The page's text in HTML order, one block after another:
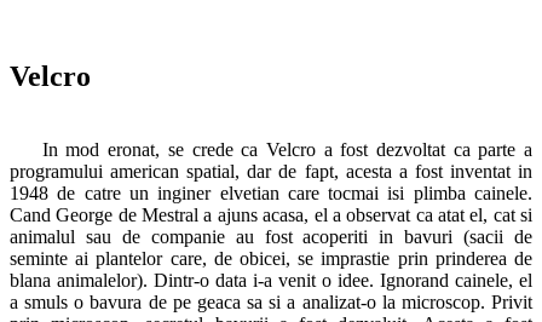
Velcro
In mod eronat, se crede ca Velcro a fost dezvoltat ca parte a
programului american spatial, dar de fapt, acesta a fost inventat in
1948 de catre un inginer elvetian care tocmai isi plimba cainele.
Cand George de Mestral a ajuns acasa, el a observat ca atat el, cat si
animalul sau de companie au fost acoperiti in bavuri (sacii de
seminte ai plantelor care, de obicei, se imprastie prin prinderea de
blana animalelor). Dintr-o data i-a venit o idee. Ignorand cainele, el
a smuls o bavura de pe geaca sa si a analizat-o la microscop. Privit